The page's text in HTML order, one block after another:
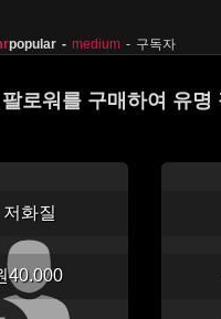
popular medium 구독자
로워를 구매하여 유명
저화질
40.000